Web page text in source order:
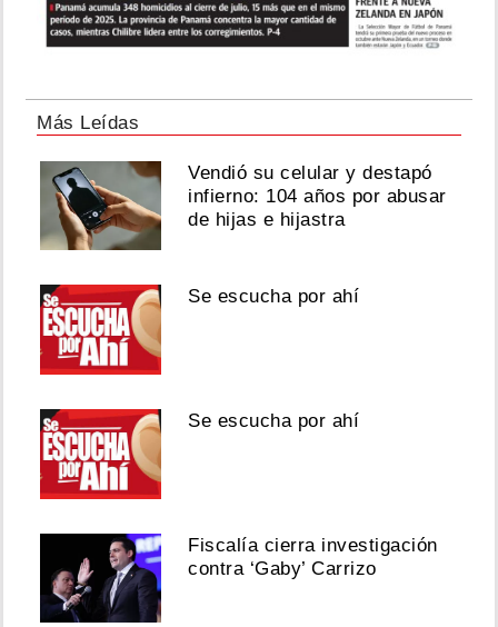
Más Leídas
Vendió su celular y destapó
infierno: 104 años por abusar
de hijas e hijastra
Se escucha por ahí
Se escucha por ahí
Fiscalía cierra investigación
contra ‘Gaby’ Carrizo